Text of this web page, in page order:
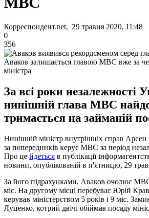
Корреспондент.net, 29 травня 2020, 11:48
0
356
Аваков залишається главою МВС вже за
міністра
За всі роки незалежності
нинішній глава МВС
тримається на займаній
Нинішній міністр внутрішніх справ
за попередників керує МВС за період
Про це йдеться в публікації
новини, опублікованій в п'ятницю, 29
За його підрахунками, Аваков очолює
міс. На другому місці перебуває Юрій
керував міністерством 5 років і 9 міс.
Луценко, котрий двічі обіймав посаду